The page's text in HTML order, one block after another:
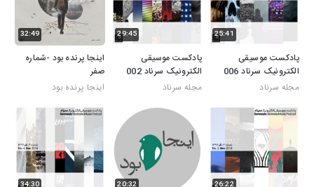
25:41
پادکست موسیقی
الکترونیک سرناد 006
مجله سرناد
29:45
پادکست موسیقی
الکترونیک سرناد 002
مجله سرناد
32:49
اینجا پرنده بود -شماره
صفر
اینجا پرنده بود